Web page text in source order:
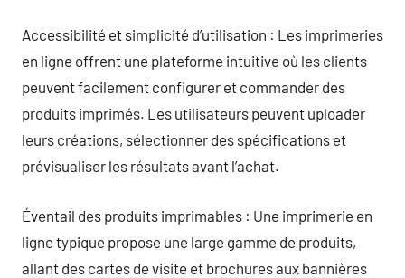
Accessibilité et simplicité d’utilisation : Les imprimeries
en ligne offrent une plateforme intuitive où les clients
peuvent facilement configurer et commander des
produits imprimés. Les utilisateurs peuvent uploader
leurs créations, sélectionner des spécifications et
prévisualiser les résultats avant l’achat.
Éventail des produits imprimables : Une imprimerie en
ligne typique propose une large gamme de produits,
allant des cartes de visite et brochures aux bannières